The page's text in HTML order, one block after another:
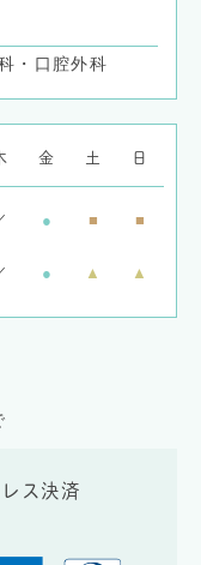
・口腔外科
金 土 日
● ■ ■
● ▲ ▲
ス決済